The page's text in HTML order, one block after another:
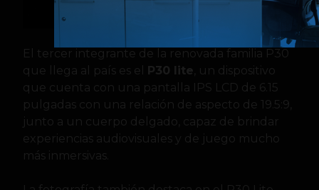
El tercer integrante de la renovada familia P30
que llega al país es el P30 lite , un dispositivo
que cuenta con una pantalla IPS LCD de 6.15
pulgadas con una relación de aspecto de 19.5:9,
junto a un cuerpo delgado, capaz de brindar
experiencias audiovisuales y de juego mucho
más inmersivas.